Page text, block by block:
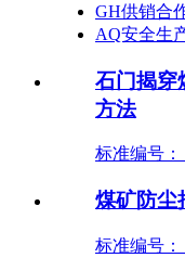
GH供销合
AQ安全生
石门揭穿
方法
标准编号：
煤矿防尘
标准编号：